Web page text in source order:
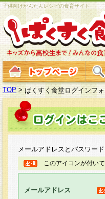
子供向けかんたんレシピの食育サイト
TOP > ぱくすく食堂ログインフ
メールアドレスとパスワー
このアイコンが付い
メールアドレス